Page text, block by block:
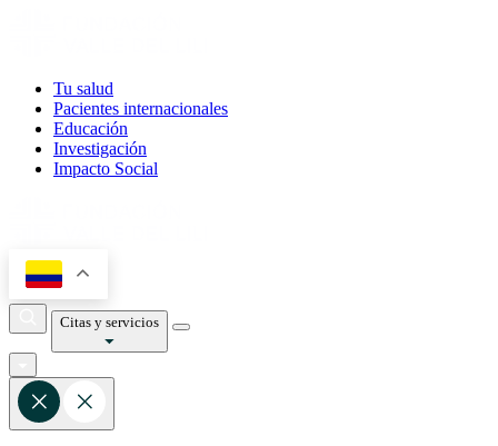
Tu salud
Pacientes internacionales
Educación
Investigación
Impacto Social
Citas y servicios